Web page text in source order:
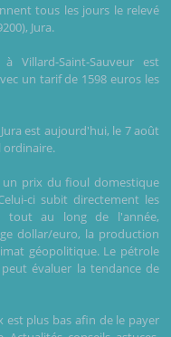
tous les jours le relevé
Jura.
Saint-Sauveur est
un tarif de 1598 euros les
est aujourd'hui, le 7 août
ordinaire.
prix du fioul domestique
ci subit directement les
tout au long de l'année,
dollar/euro, la production
géopolitique. Le pétrole
évaluer la tendance de
plus bas afin de le payer